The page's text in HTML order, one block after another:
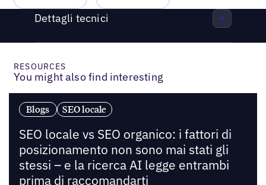
Dettagli tecnici
RESOURCES
You might also find interesting
Blogs SEO locale
SEO locale vs SEO organico: i fattori di
posizionamento non sono mai stati gli
stessi – e la ricerca AI legge entrambi
prima di raccomandarti